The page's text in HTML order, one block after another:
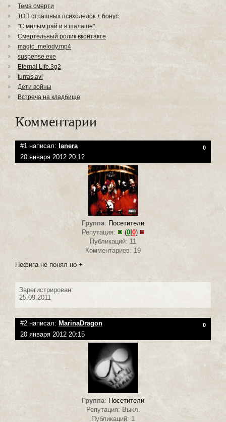
Тема смерти
ТОП страшных психоделок + бонус
"С милым рай и в шалаше"
Смертельный ролик вконтакте
magic_melody.mp4
suspense.exe
Eternal Life.3g2
turras.avi
Дети войны
Встреча на кладбище
Комментарии
#1 написал: lanera 0
20 января 2012 20:12
Группа: Посетители
Репутация:
(0| 0)
Публикаций: 11
Комментариев: 19
Нефига не понял но +
Зарегистрирован:
25.09.2011
#2 написал: MarinaDragon 0
20 января 2012 20:15
Группа: Посетители
Репутация: Выкл.
Публикаций: 1